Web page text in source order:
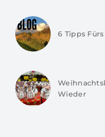
6 Tipps
Wieder